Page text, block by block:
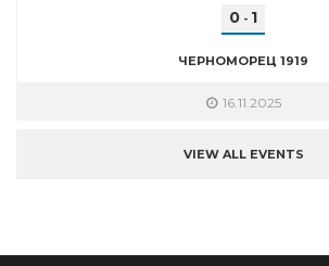
0 - 1
ЧЕРНОМОРЕЦ 1919
16.11.2025
VIEW ALL EVENTS